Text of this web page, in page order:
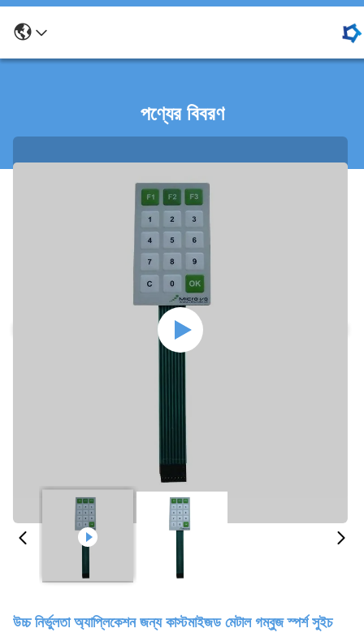
পণ্যের বিবরণ
উচ্চ নির্ভুলতা অ্যাপ্লিকেশন জন্য কাস্টমাইজড মেটাল গম্বুজ স্পর্শ সুইচ